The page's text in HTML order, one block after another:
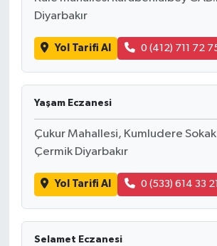
Diyarbakır
Yol Tarifi Al 0 (412) 711 72
Yaşam Eczanesi
Çukur Mahallesi, Kumludere
Çermik Diyarbakır
Yol Tarifi Al 0 (533) 614 33 21
Selamet Eczanesi